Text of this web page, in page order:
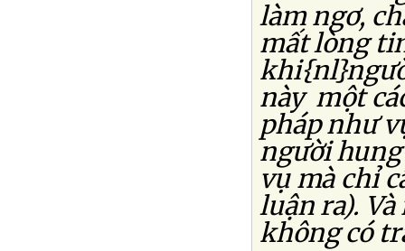
làm ngơ,
mất lòng
này một
pháp như
người
vụ mà chỉ
luận ra).
không có